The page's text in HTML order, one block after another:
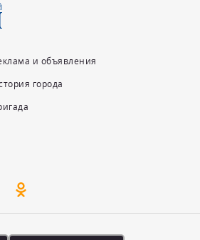
и объявления
города